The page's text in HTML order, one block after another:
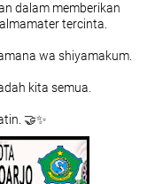
dalam memberikan
tercinta.
wa shiyamakum.
kita semua.
🤝✨